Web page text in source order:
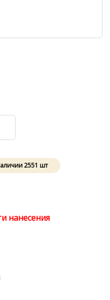
2551 шт
нанесения